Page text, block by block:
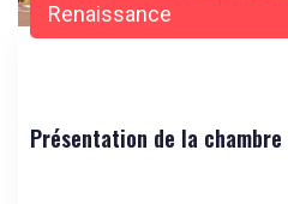
Renaissance
Présentation de la